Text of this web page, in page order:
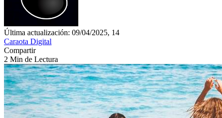
Última actualización: 09/04/2025, 14
Caraota Digital
Compartir
2 Min de Lectura